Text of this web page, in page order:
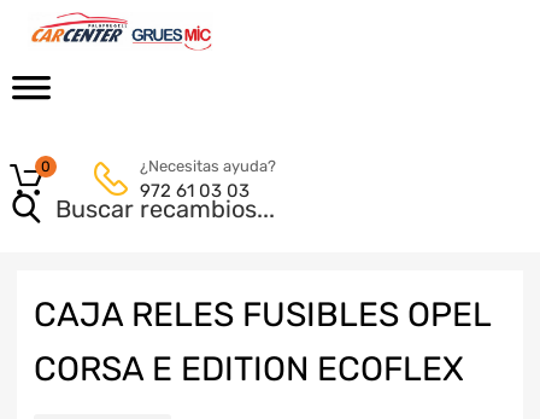
¿Necesitas ayuda?
972 61 03 03
0
CAJA RELES FUSIBLES OPEL
CORSA E EDITION ECOFLEX